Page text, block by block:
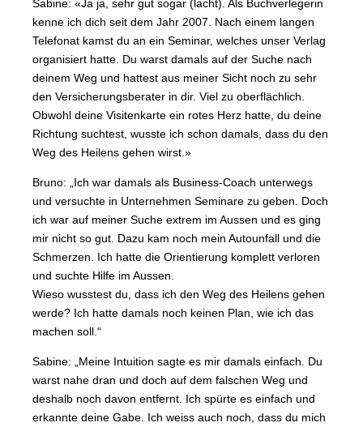
Sabine: «Ja ja, sehr gut sogar (lacht). Als Buchverlegerin
kenne ich dich seit dem Jahr 2007. Nach einem langen
Telefonat kamst du an ein Seminar, welches unser Verlag
organisiert hatte. Du warst damals auf der Suche nach
deinem Weg und hattest aus meiner Sicht noch zu sehr
den Versicherungsberater in dir. Viel zu oberflächlich.
Obwohl deine Visitenkarte ein rotes Herz hatte, du deine
Richtung suchtest, wusste ich schon damals, dass du den
Weg des Heilens gehen wirst.»
Bruno: „Ich war damals als Business-Coach unterwegs
und versuchte in Unternehmen Seminare zu geben. Doch
ich war auf meiner Suche extrem im Aussen und es ging
mir nicht so gut. Dazu kam noch mein Autounfall und die
Schmerzen. Ich hatte die Orientierung komplett verloren
und suchte Hilfe im Aussen.
Wieso wusstest du, dass ich den Weg des Heilens gehen
werde? Ich hatte damals noch keinen Plan, wie ich das
machen soll.“
Sabine: „Meine Intuition sagte es mir damals einfach. Du
warst nahe dran und doch auf dem falschen Weg und
deshalb noch davon entfernt. Ich spürte es einfach und
erkannte deine Gabe. Ich weiss auch noch, dass du mich